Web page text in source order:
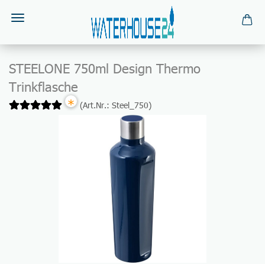
STEELONE 750ml Design Thermo
Trinkflasche
* (Art.Nr.: Steel_750)